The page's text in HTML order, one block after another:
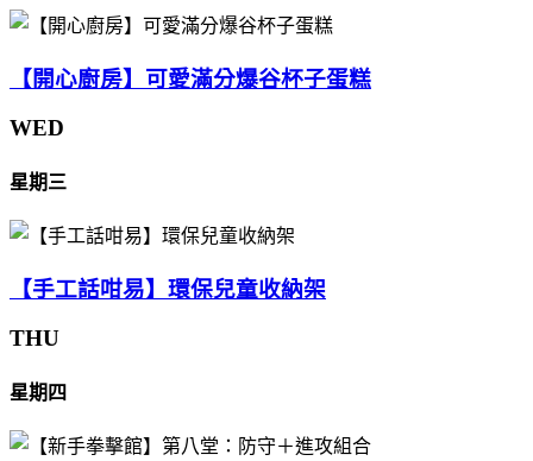
【開心廚房】可愛滿分爆谷杯子蛋糕
WED
星期三
【手工話咁易】環保兒童收納架
THU
星期四